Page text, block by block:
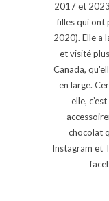
2017 et
filles qui ont
2020). Elle a
et visité
Canada,
en large.
elle,
chocolat
Instagram et